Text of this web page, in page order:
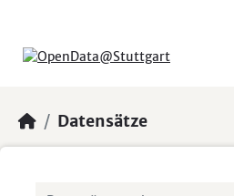
Datensätze